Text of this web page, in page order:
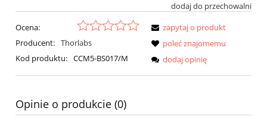
dodaj do przechowalni
Ocena:
Producent: Thorlabs
Kod produktu: CCM5-BS017/M
zapytaj o produkt
poleć znajomemu
dodaj opinię
Opinie o produkcie (0)